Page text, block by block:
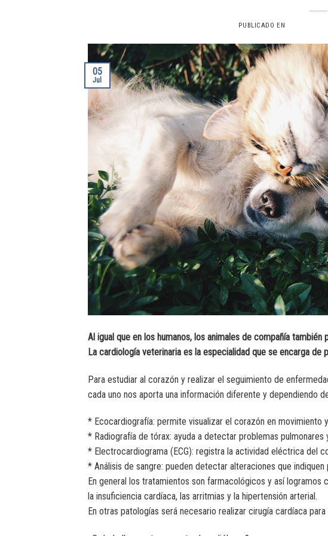
PUBLICADO EN
05
Jul
Al igual que en los humanos, los animales de compañía
La cardiología veterinaria es la especialidad que se encarga
Para estudiar al corazón y realizar el seguimiento de
cada uno nos aporta una información diferente y dependiendo
* Ecocardiografía: permite visualizar el corazón en movimiento
* Radiografía de tórax: ayuda a detectar problemas pulmonares
* Electrocardiograma (ECG): registra la actividad eléctrica del
* Análisis de sangre: pueden detectar alteraciones que
En general los tratamientos son farmacológicos y así
la insuficiencia cardíaca, las arritmias y la hipertensión arterial.
En otras patologías será necesario realizar cirugía cardíaca